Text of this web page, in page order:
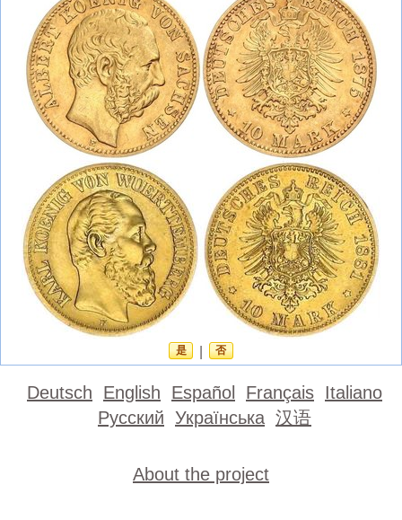
是 否
Deutsch English Español Français Italiano
Русский Українська 汉语
About the project